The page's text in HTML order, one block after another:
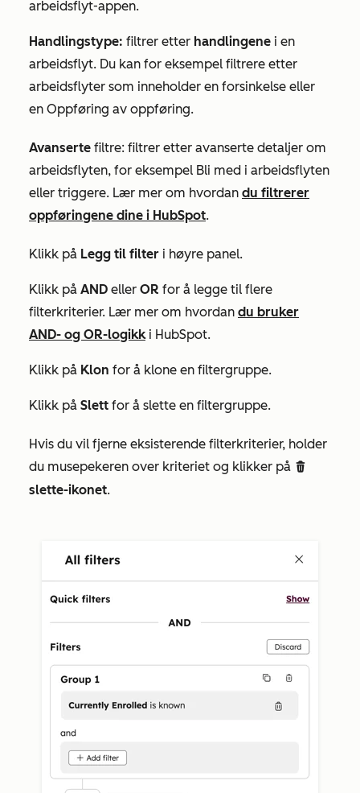
arbeidsflyt-appen.
Handlingstype: filtrer etter handlingene i en
arbeidsflyt. Du kan for eksempel filtrere etter
arbeidsflyter som inneholder en forsinkelse eller
en Oppføring av oppføring.
Avanserte filtre: filtrer etter avanserte detaljer om
arbeidsflyten, for eksempel Bli med i arbeidsflyten
eller triggere. Lær mer om hvordan du filtrerer
oppføringene dine i HubSpot.
Klikk på Legg til filter i høyre panel.
Klikk på AND eller OR for å legge til flere
filterkriterier. Lær mer om hvordan du bruker
AND- og OR-logikki HubSpot.
Klikk på Klon for å klone en filtergruppe.
Klikk på Slett for å slette en filtergruppe.
Hvis du vil fjerne eksisterende filterkriterier, holder
du musepekeren over kriteriet og klikker på delete
slette-ikonet.